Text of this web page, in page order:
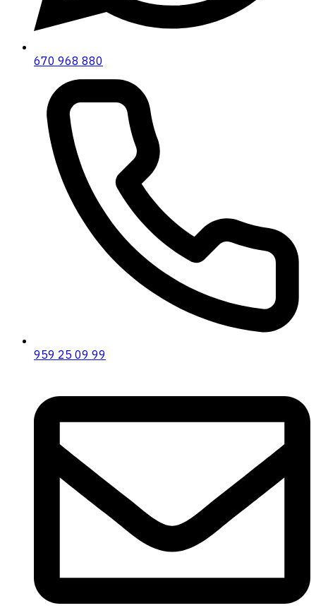
670 968 880
959 25 09 99